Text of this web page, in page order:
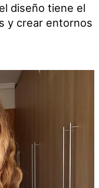
diseño tiene el
y crear entornos